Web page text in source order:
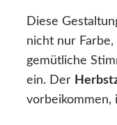
Diese
nicht nur
gemütliche
ein. Der
vorbeikommen,